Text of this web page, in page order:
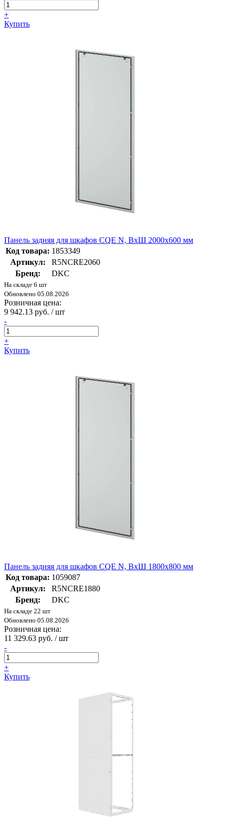
+
Купить
Панель задняя для шкафов CQE N, ВхШ 2000х600 мм
Код товара: 1853349
Артикул:
R5NCRE2060
Бренд:
DKC
На складе 6 шт
Обновлено 05.08.2026
Розничная цена:
9 942.13 руб. / шт
-
+
Купить
Панель задняя для шкафов CQE N, ВхШ 1800х800 мм
Код товара: 1059087
Артикул:
R5NCRE1880
Бренд:
DKC
На складе 22 шт
Обновлено 05.08.2026
Розничная цена:
11 329.63 руб. / шт
-
+
Купить